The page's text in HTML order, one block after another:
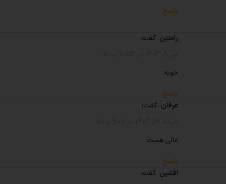
پاسخ
رامتین گفت:
خوبه
پاسخ
عرفان گفت:
عالی هست
پاسخ
افشین گفت: